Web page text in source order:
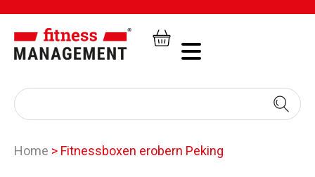
Home > Fitnessboxen erobern Peking